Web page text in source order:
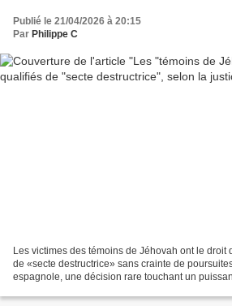
Publié le 21/04/2026 à 20:15
Par Philippe C
Les victimes des témoins de Jéhovah ont le droit
de «secte destructrice» sans crainte de
espagnole, une décision rare touchant un